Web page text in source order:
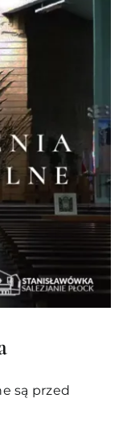
są przed